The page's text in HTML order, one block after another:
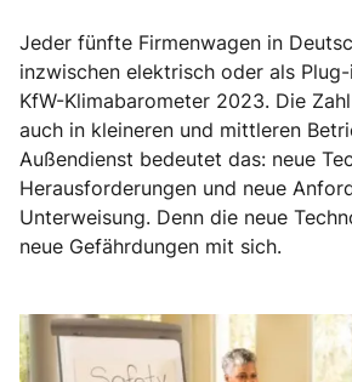
Jeder fünfte Firmenwagen in
inzwischen elektrisch oder als
KfW-Klimabarometer 2023. Die
auch in kleineren und mittleren
Außendienst bedeutet das: neue
Herausforderungen und neue
Unterweisung. Denn die neue
neue Gefährdungen mit sich.